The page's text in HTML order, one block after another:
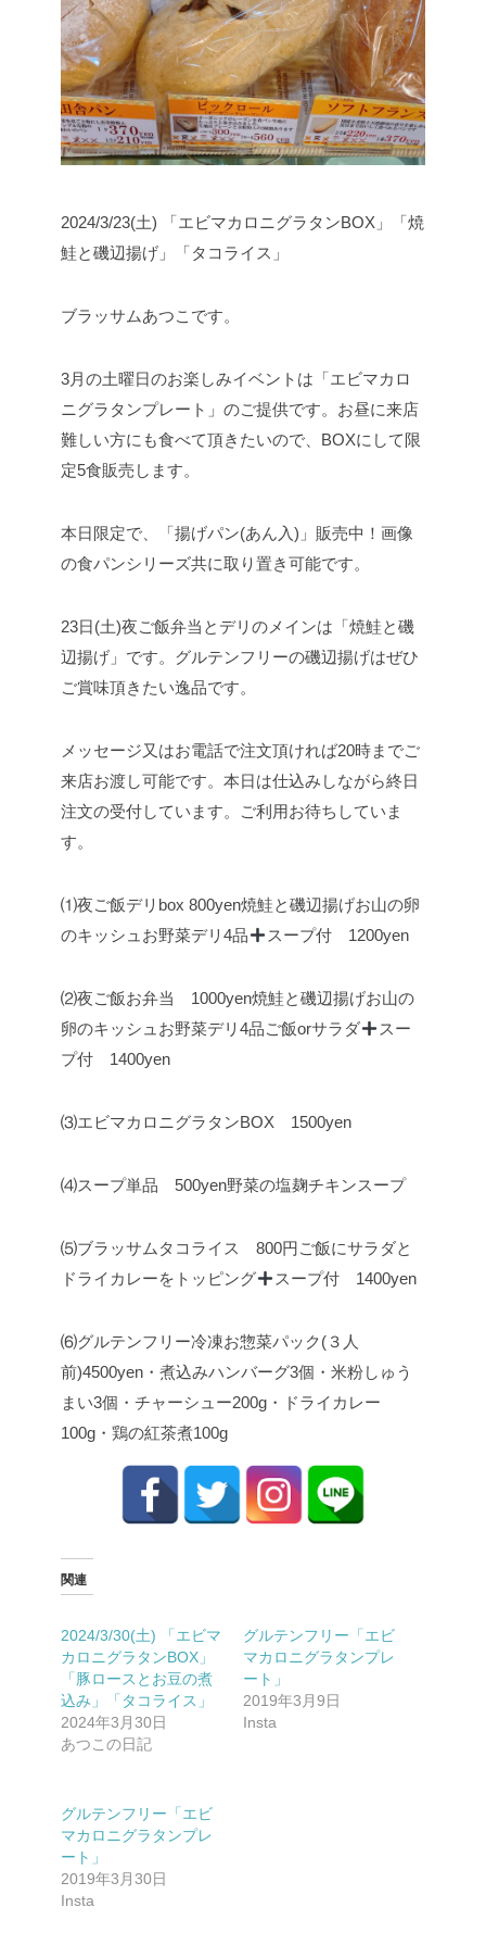
2024/3/23(土) 「エビマカロニグラタンBOX」「焼
鮭と磯辺揚げ」「タコライス」
ブラッサムあつこです。
3月の土曜日のお楽しみイベントは「エビマカロ
ニグラタンプレート」のご提供です。 お昼に来店
難しい方にも食べて頂きたいので、BOXにして限
定5食販売します。
本日限定で、「揚げパン(あん入)」販売中！ 画像
の食パンシリーズ共に取り置き可能です。
23日(土)夜ご飯弁当とデリのメインは「焼鮭と磯
辺揚げ」です。グルテンフリーの磯辺揚げはぜひ
ご賞味頂きたい逸品です。
メッセージ又はお電話で注文頂ければ20時までご
来店お渡し可能です。 本日は仕込みしながら終日
注文の受付しています。ご利用お待ちしていま
す。
⑴夜ご飯デリbox 800yen焼鮭と磯辺揚げお山の卵
のキッシュ お野菜デリ4品 スープ付 1200yen
⑵夜ご飯お弁当 1000yen焼鮭と磯辺揚げお山の
卵のキッシュ お野菜デリ4品ご飯orサラダ
スー
プ付 1400yen
⑶エビマカロニグラタンBOX 1500yen
⑷スープ単品 500yen野菜の塩麹チキンスープ
⑸ブラッサムタコライス 800円 ご飯にサラダと
ドライカレーをトッピング
スープ付 1400yen
⑹グルテンフリー冷凍お惣菜パック(３人
前)4500yen ・煮込みハンバーグ3個 ・米粉しゅう
まい3個 ・チャーシュー200g ・ドライカレー
100g ・鶏の紅茶煮100g
関連
2024/3/30(土) 「エビマ
カロニグラタンBOX」
「豚ロースとお豆の煮
込み」「タコライス」
2024年3月30日
あつこの日記
グルテンフリー「エビ
マカロニグラタンプレ
ート」
2019年3月9日
Insta
グルテンフリー「エビ
マカロニグラタンプレ
ート」
2019年3月30日
Insta